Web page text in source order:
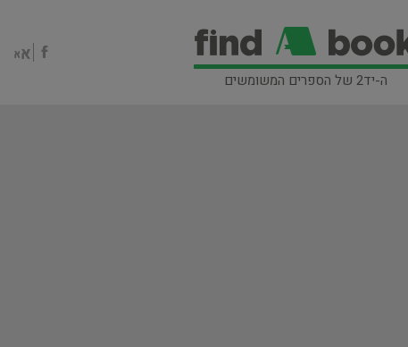
ה-יד2 של הספרים המשומשים